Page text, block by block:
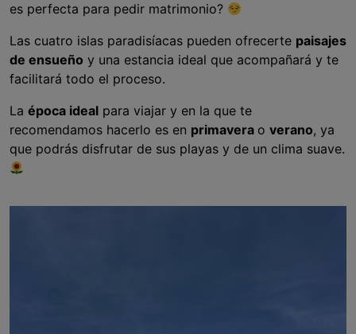
es perfecta para pedir matrimonio?
Las cuatro islas paradisíacas pueden ofrecerte paisajes
de ensueño y una estancia ideal que acompañará y te
facilitará todo el proceso.
La época ideal para viajar y en la que te
recomendamos hacerlo es en primavera o verano, ya
que podrás disfrutar de sus playas y de un clima suave.